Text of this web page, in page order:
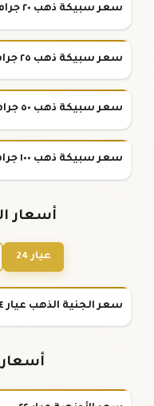
سعر سبيكة ذهب ٢٠ جرام عيار ٢٤
سعر سبيكة ذهب ٢٥ جرام عيار ٢٤
سعر سبيكة ذهب ٥٠ جرام عيار ٢٤
سعر سبيكة ذهب ١٠٠ جرام عيار ٢٤
أسعار
عيار 24
سعر الجنية الذهب عيار ٢٤